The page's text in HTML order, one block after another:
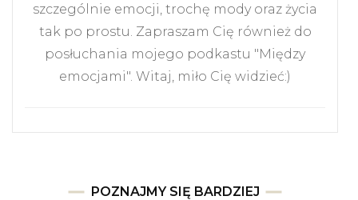
szczególnie emocji, trochę mody oraz życia
tak po prostu. Zapraszam Cię również do
posłuchania mojego podkastu "Między
emocjami". Witaj, miło Cię widzieć:)
POZNAJMY SIĘ BARDZIEJ